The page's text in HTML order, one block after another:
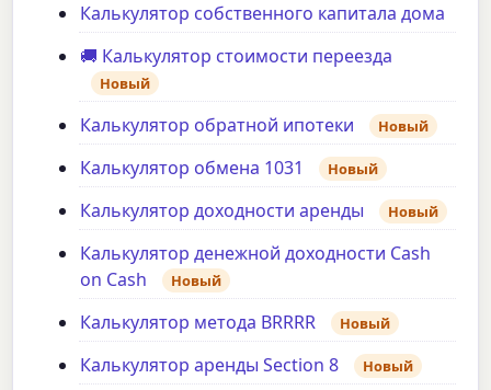
Калькулятор собственного капитала дома
🚚 Калькулятор стоимости переезда
Новый
Калькулятор обратной ипотеки Новый
Калькулятор обмена 1031 Новый
Калькулятор доходности аренды Новый
Калькулятор денежной доходности Cash
on Cash
Новый
Калькулятор метода BRRRR Новый
Калькулятор аренды Section 8 Новый